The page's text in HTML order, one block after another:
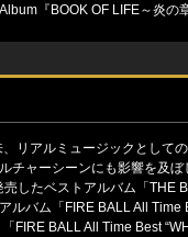
『BOOK OF LIFE～炎の
リアルミュージックとして
チャーシーンにも影響を及ぼ
したベストアルバム「THE
ルバム「FIRE BALL All Time
FIRE BALL All Time Best